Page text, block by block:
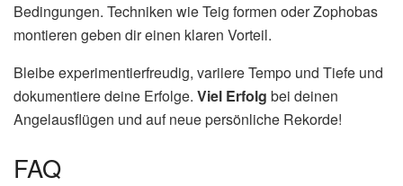
Bedingungen. Techniken wie Teig formen oder Zophobas
montieren geben dir einen klaren Vorteil.
Bleibe experimentierfreudig, variiere Tempo und Tiefe und
dokumentiere deine Erfolge. Viel Erfolg bei deinen
Angelausflügen und auf neue persönliche Rekorde!
FAQ